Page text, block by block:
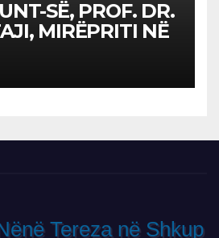
SË, PROF. DR.
MIRËPRITI NË
DR. BURIM